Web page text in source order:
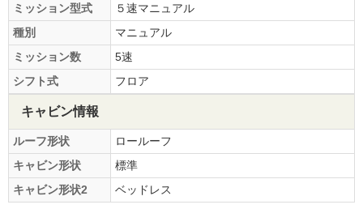
ミッション型式
５速マニュアル
種別
マニュアル
ミッション数
5速
シフト式
フロア
キャビン情報
ルーフ形状
ロールーフ
キャビン形状
標準
キャビン形状2
ベッドレス